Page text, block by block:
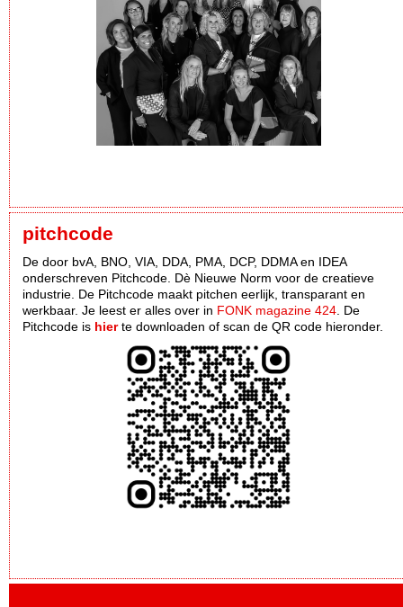
pitchcode
De door bvA, BNO, VIA, DDA, PMA, DCP, DDMA en IDEA
onderschreven Pitchcode. Dè Nieuwe Norm voor de creatieve
industrie. De Pitchcode maakt pitchen eerlijk, transparant en
werkbaar. Je leest er alles over in FONK magazine 424 . De
Pitchcode is hierte downloaden of scan de QR code hieronder.